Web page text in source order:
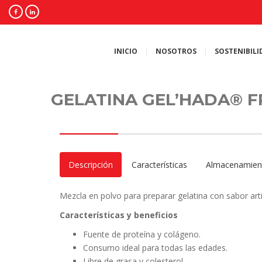
INICIO NOSOTROS
GELATINA GEL’HADA®
Descripción Características
Mezcla en polvo para preparar gelatina con sabor
Características y beneficios
Fuente de proteína y colágeno.
Consumo ideal para todas las edades.